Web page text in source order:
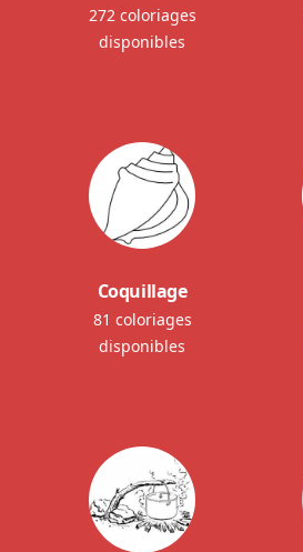
272 coloriages
disponibles
Coquillage
81 coloriages
disponibles